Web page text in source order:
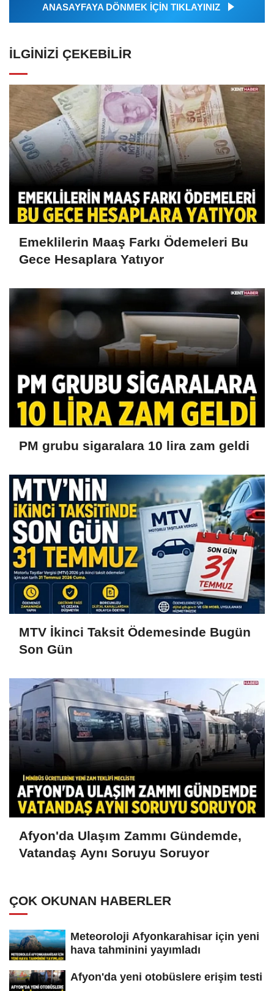
ANASAYFAYA DÖNMEK İÇİN TIKLAYINIZ
İLGINIZI ÇEKEBILIR
Emeklilerin Maaş Farkı Ödemeleri Bu
Gece Hesaplara Yatıyor
PM grubu sigaralara 10 lira zam geldi
MTV İkinci Taksit Ödemesinde Bugün
Son Gün
Afyon'da Ulaşım Zammı Gündemde,
Vatandaş Aynı Soruyu Soruyor
ÇOK OKUNAN HABERLER
Meteoroloji Afyonkarahisar için yeni
hava tahminini yayımladı
Afyon'da yeni otobüslere erişim testi